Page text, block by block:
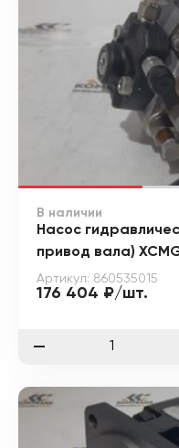
В наличии
Насос
привод вала)
Артикул: 860535015
176 404 ₽/шт.